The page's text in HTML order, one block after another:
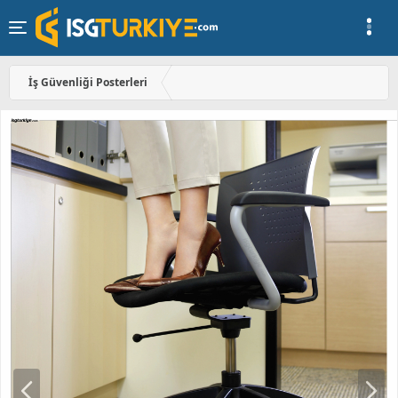
İş Güvenliği Posterleri
S